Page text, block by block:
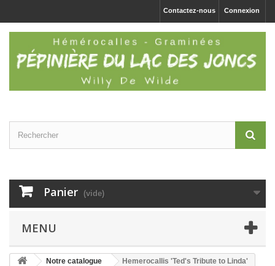
Connexion
Contactez-nous
Panier (vide)
MENU
Notre catalogue Hemerocallis 'Ted's Tribute to Linda'